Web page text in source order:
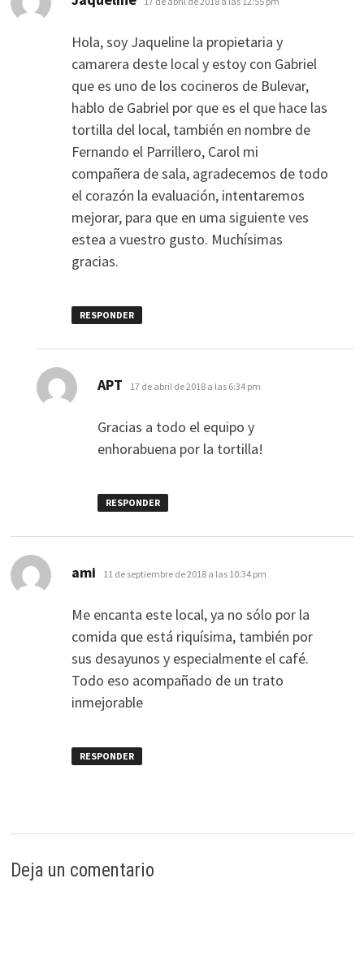
Hola, soy Jaqueline la propietaria y
camarera deste local y estoy con Gabriel
que es uno de los cocineros de Bulevar,
hablo de Gabriel por que es el que hace las
tortilla del local, también en nombre de
Fernando el Parrillero, Carol mi
compañera de sala, agradecemos de todo
el corazón la evaluación, intentaremos
mejorar, para que en uma siguiente ves
estea a vuestro gusto. Muchísimas
gracias.
RESPONDER
APT dice:
17 de abril de 2018 a las 6:34 pm
Gracias a todo el equipo y
enhorabuena por la tortilla!
RESPONDER
ami dice:
11 de septiembre de 2018 a las 10:34 pm
Me encanta este local, ya no sólo por la
comida que está riquísima, también por
sus desayunos y especialmente el café.
Todo eso acompañado de un trato
inmejorable
RESPONDER
Deja un comentario